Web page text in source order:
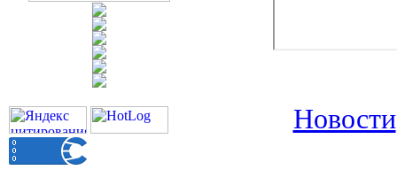
Новости